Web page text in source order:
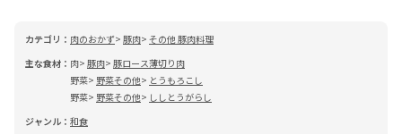
カテゴリ： 肉のおかず 豚肉 その他 豚肉料理
主な食材： 肉 豚肉 豚ロース薄切り肉
野菜
野菜その他
とうもろこし
野菜
野菜その他
ししとうがらし
ジャンル： 和食